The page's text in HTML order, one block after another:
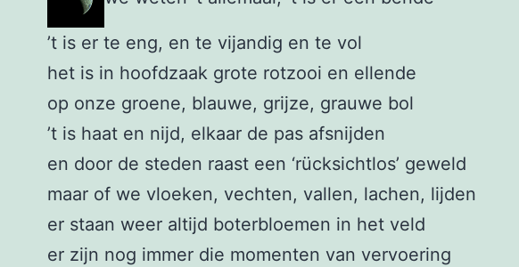
’t is er te eng, en te vijandig en te vol
het is in hoofdzaak grote rotzooi en ellende
op onze groene, blauwe, grijze, grauwe bol
’t is haat en nijd, elkaar de pas afsnijden
en door de steden raast een ‘rücksichtlos’ geweld
maar of we vloeken, vechten, vallen, lachen, lijden
er staan weer altijd boterbloemen in het veld
er zijn nog immer die momenten van vervoering